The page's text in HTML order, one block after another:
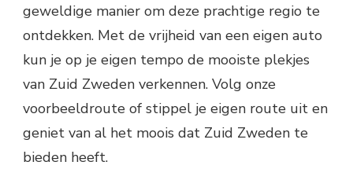
geweldige manier om deze prachtige regio te
ontdekken. Met de vrijheid van een eigen auto
kun je op je eigen tempo de mooiste plekjes
van Zuid Zweden verkennen. Volg onze
voorbeeldroute of stippel je eigen route uit en
geniet van al het moois dat Zuid Zweden te
bieden heeft.